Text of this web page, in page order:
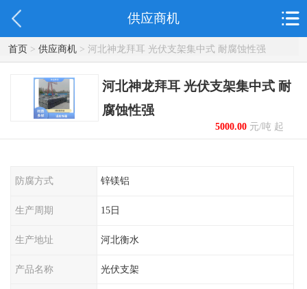
供应商机
首页> 供应商机> 河北神龙拜耳 光伏支架集中式 耐腐蚀性强
河北神龙拜耳 光伏支架集中式 耐
腐蚀性强
5000.00元/吨 起
防腐方式 锌镁铝
生产周期 15日
生产地址 河北衡水
产品名称 光伏支架